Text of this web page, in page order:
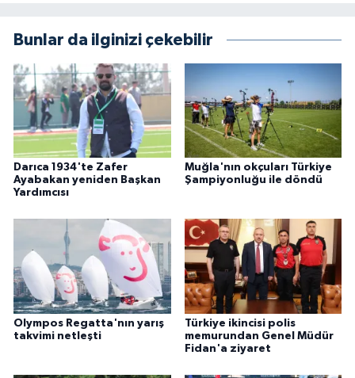
Bunlar da ilginizi çekebilir
Darıca 1934'te Zafer
Ayabakan yeniden Başkan
Yardımcısı
Muğla'nın okçuları Türkiye
Şampiyonluğu ile döndü
Olympos Regatta'nın yarış
takvimi netleşti
Türkiye ikincisi polis
memurundan Genel Müdür
Fidan'a ziyaret